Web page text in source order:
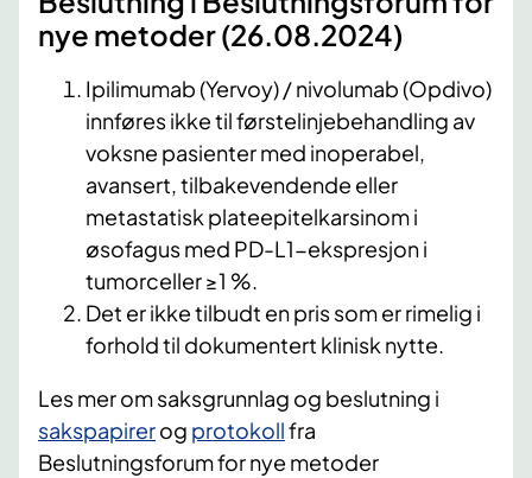
nye metoder (26.08.2024)
Ipilimumab (Yervoy) / nivolumab (Opdivo)
innføres ikke til førstelinjebehandling av
voksne pasienter med inoperabel,
avansert, tilbakevendende eller
metastatisk plateepitelkarsinom i
øsofagus med PD-L1-ekspresjon i
tumorceller ≥1 %.
Det er ikke tilbudt en pris som er rimelig i
forhold til dokumentert klinisk nytte.
Les mer om saksgrunnlag og beslutning i
sakspapirerog protokollfra
Beslutningsforum for nye metoder